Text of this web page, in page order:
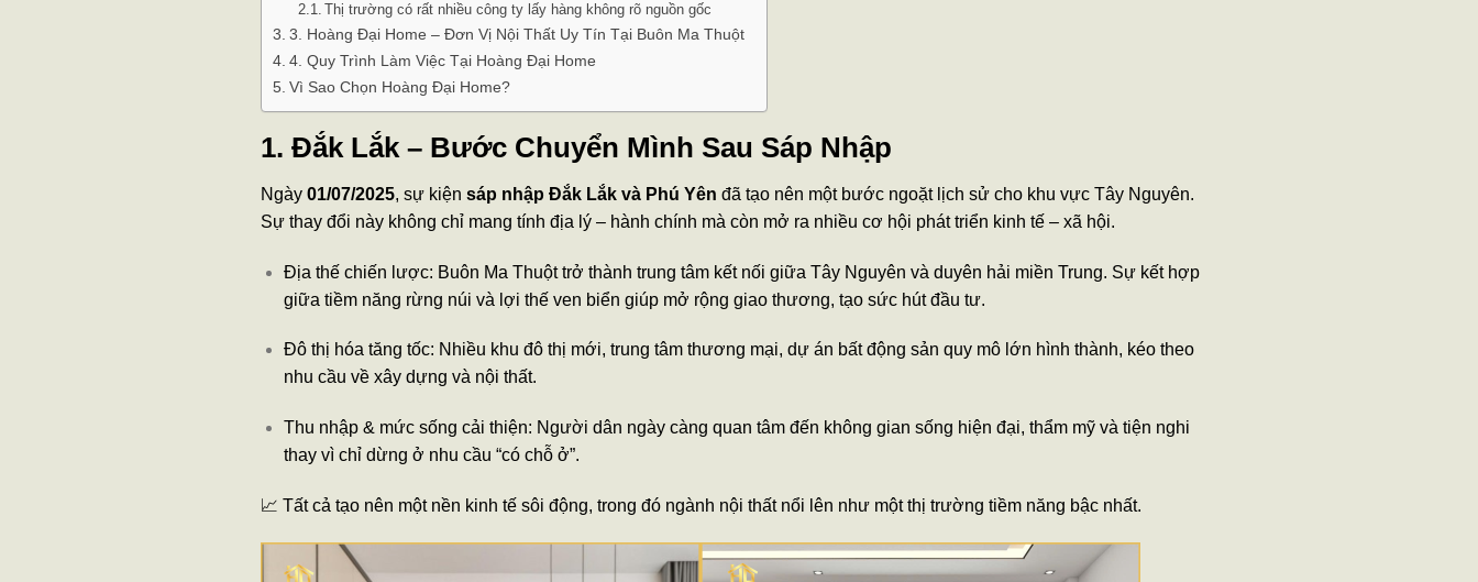
Thị trường có rất nhiều công ty lấy hàng không rõ nguồn gốc
3. Hoàng Đại Home – Đơn Vị Nội Thất Uy Tín Tại Buôn Ma Thuột
4. Quy Trình Làm Việc Tại Hoàng Đại Home
Vì Sao Chọn Hoàng Đại Home?
1. Đắk Lắk – Bước Chuyển Mình Sau Sáp Nhập
Ngày 01/07/2025, sự kiện sáp nhập Đắk Lắk và Phú Yên đã tạo nên một bước ngoặt lịch sử cho khu vực Tây Nguyên.
Sự thay đổi này không chỉ mang tính địa lý – hành chính mà còn mở ra nhiều cơ hội phát triển kinh tế – xã hội.
Địa thế chiến lược: Buôn Ma Thuột trở thành trung tâm kết nối giữa Tây Nguyên và duyên hải miền Trung. Sự kết hợp
giữa tiềm năng rừng núi và lợi thế ven biển giúp mở rộng giao thương, tạo sức hút đầu tư.
Đô thị hóa tăng tốc: Nhiều khu đô thị mới, trung tâm thương mại, dự án bất động sản quy mô lớn hình thành, kéo theo
nhu cầu về xây dựng và nội thất.
Thu nhập & mức sống cải thiện: Người dân ngày càng quan tâm đến không gian sống hiện đại, thẩm mỹ và tiện nghi
thay vì chỉ dừng ở nhu cầu “có chỗ ở”.
📈 Tất cả tạo nên một nền kinh tế sôi động, trong đó ngành nội thất nổi lên như một thị trường tiềm năng bậc nhất.